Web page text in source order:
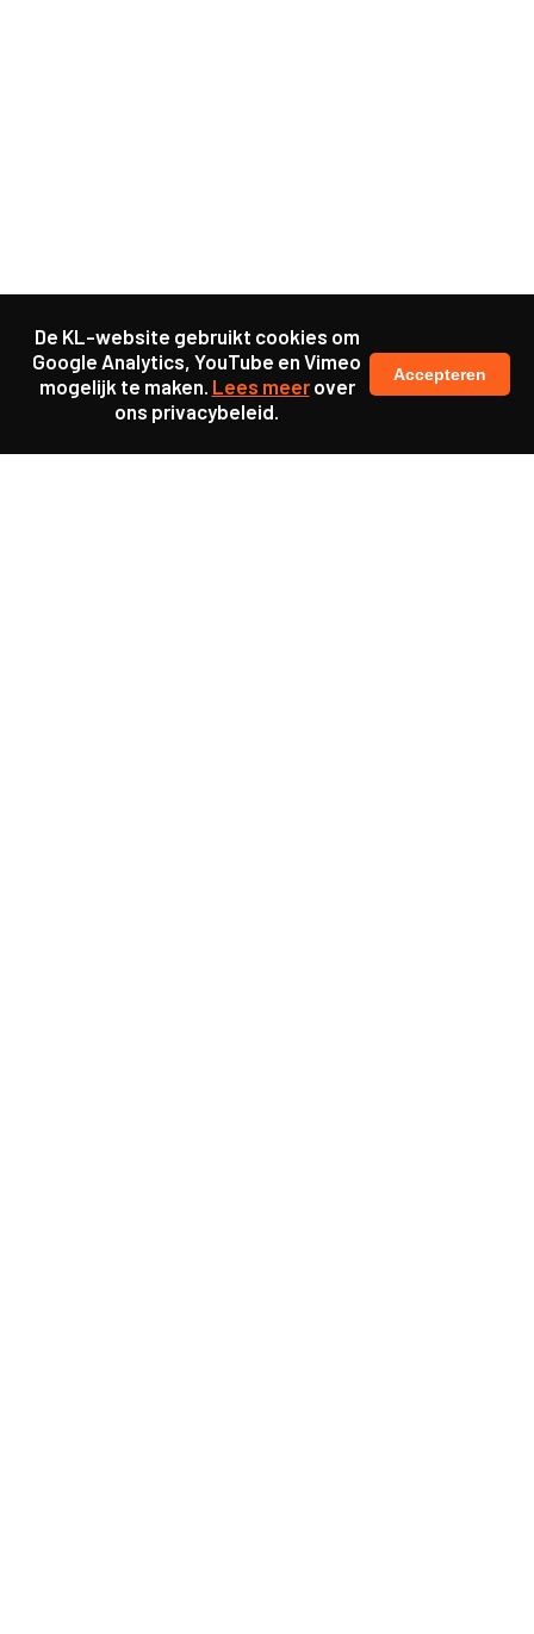
De KL-website gebruikt cookies om
Google Analytics, YouTube en Vimeo
mogelijk te maken. Lees meerover
ons privacybeleid.
Accepteren